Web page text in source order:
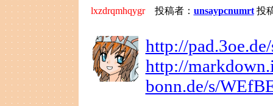
lxzdrqmhqygr投稿者： unsaypcnumrt投
http://
http://
bonn.de/s/